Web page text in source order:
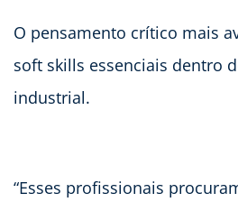
O pensamento crítico mais
soft skills essenciais dentro
industrial.
“Esses profissionais